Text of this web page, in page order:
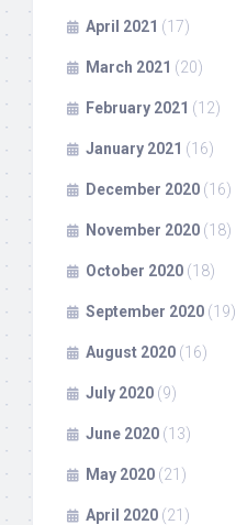
April 2021 (17)
March 2021 (20)
February 2021 (12)
January 2021 (16)
December 2020 (16)
November 2020 (18)
October 2020 (18)
September 2020 (19)
August 2020 (16)
July 2020 (9)
June 2020 (13)
May 2020 (21)
April 2020 (21)